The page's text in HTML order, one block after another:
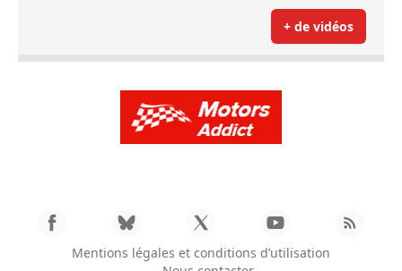
+ de vidéos
Mentions légales et conditions d’utilisation